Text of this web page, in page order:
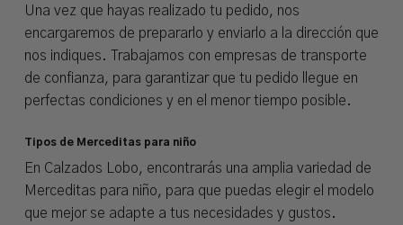
Una vez que hayas realizado tu pedido, nos
encargaremos de prepararlo y enviarlo a la dirección que
nos indiques. Trabajamos con empresas de transporte
de confianza, para garantizar que tu pedido llegue en
perfectas condiciones y en el menor tiempo posible.
Tipos de Merceditas para niño
En Calzados Lobo, encontrarás una amplia variedad de
Merceditas para niño, para que puedas elegir el modelo
que mejor se adapte a tus necesidades y gustos.